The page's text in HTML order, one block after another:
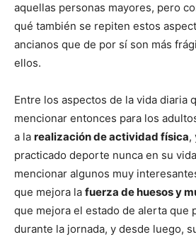
aquellas personas mayores, pero
qué también se repiten estos
ancianos que de por sí son más
ellos.
Entre los aspectos de la vida diaria
mencionar entonces para los
a la realización de actividad física,
practicado deporte nunca en su
mencionar algunos muy
que mejora la fuerza de huesos y
que mejora el estado de alerta que
durante la jornada, y desde luego,